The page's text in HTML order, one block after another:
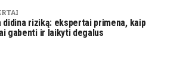
didina riziką: ekspertai primena, kaip
gabenti ir laikyti degalus